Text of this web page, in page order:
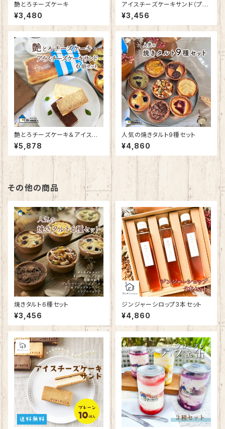
艶とろチーズケーキ
¥3,480
アイスチーズケーキサンド（プレ
ーン2個ショコラ2個アールグレ
イ2個）
¥3,456
艶とろチーズケーキ＆アイスチ
ーズケーキサンド6個入り
¥5,878
人気の焼きタルト9種セット
¥4,860
その他の商品
焼きタルト6種セット
¥3,456
ジンジャーシロップ3本セット
¥4,860